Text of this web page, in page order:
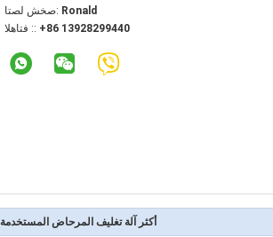
اتصل شخص: Ronald
الهاتف :: +86 13928299440
أكثر آلة تغليف المرحاض المستخدمة